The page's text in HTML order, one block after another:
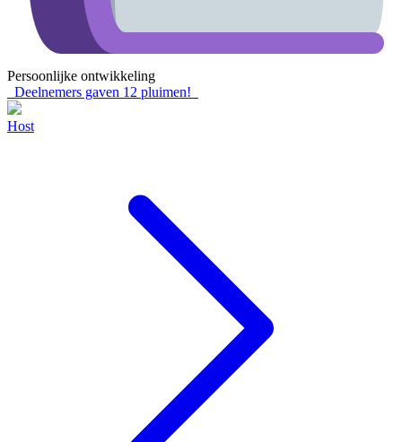
Persoonlijke ontwikkeling
Deelnemers gaven 12 pluimen!
Host